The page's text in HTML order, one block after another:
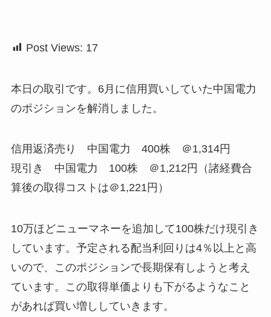
Post Views: 17
本日の取引です。6月に信用買いしていた中国電力
のポジションを解消しました。
信用返済売り 中国電力 400株 ＠1,314円
現引き 中国電力 100株 ＠1,212円（諸経費合
算後の取得コストは＠1,221円）
10万ほどニューマネーを追加して100株だけ現引き
しています。予定される配当利回りは4％以上と高
いので、このポジションで長期保有しようと考え
ています。この取得単価よりも下がるようなこと
があれば買い増ししていきます。